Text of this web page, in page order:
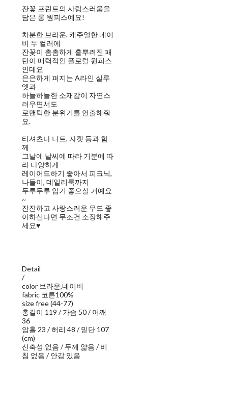
잔꽃 프린트의 사랑스러움을
담은 롱 원피스예요!
차분한 브라운, 캐주얼한 네이
비 두 컬러에
잔꽃이 촘촘하게 흩뿌려진 패
턴이 매력적인 플로럴 원피스
인데요
은은하게 퍼지는 A라인 실루
엣과
하늘하늘한 소재감이 자연스
러우면서도
로맨틱한 분위기를 연출해줘
요.
티셔츠나 니트, 자켓 등과 함
께
그날에 날씨에 따라 기분에 따
라 다양하게
레이어드하기 좋아서 피크닉,
나들이, 데일리룩까지
두루두루 입기 좋으실 거예요
~
잔잔하고 사랑스러운 무드 좋
아하신다면 무조건 소장해주
세요♥
Detail
/
color 브라운,네이비
fabric 코튼100%
size free (44-77)
총길이 119 / 가슴 50 / 어깨
36
암홀 23 / 허리 48 / 밑단 107
(cm)
신축성 없음 / 두께 얇음 / 비
침 없음 / 안감 있음